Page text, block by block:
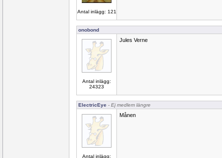
Antal inlägg: 121
onobond
Antal inlägg:
24323
Jules Verne
ElectricEye - Ej medlem längre
Antal inlägg:
Månen